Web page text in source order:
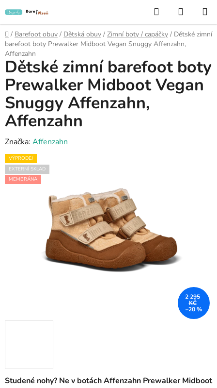
na
obsah
Hledat
KOŠÍK
Domů
/ Barefoot obuv / Dětská obuv / Zimní boty / capáčky / Dětské zimní
barefoot boty Prewalker Midboot Vegan Snuggy Affenzahn,
Affenzahn
Studené nohy? Ne v botách Affenzahn Prewalker Midboot
Dětské zimní barefoot boty
Prewalker Midboot Vegan
Snuggy Affenzahn,
Affenzahn
Značka: Affenzahn
VÝPRODEJ
EXTERNÍ SKLAD
MEMBRÁNA
2 295
KČ
–20 %